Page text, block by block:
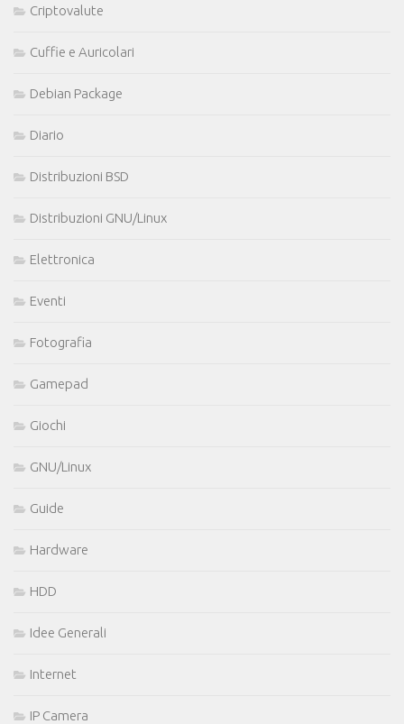
Criptovalute
Cuffie e Auricolari
Debian Package
Diario
Distribuzioni BSD
Distribuzioni GNU/Linux
Elettronica
Eventi
Fotografia
Gamepad
Giochi
GNU/Linux
Guide
Hardware
HDD
Idee Generali
Internet
IP Camera